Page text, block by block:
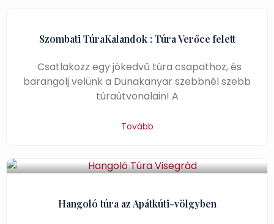
Szombati TúraKalandok : Túra Verőce felett
Csatlakozz egy jókedvű túra csapathoz, és
barangolj velünk a Dunakanyar szebbnél szebb
túraútvonalain! A
Tovább
Hangoló túra az Apátkúti-völgyben